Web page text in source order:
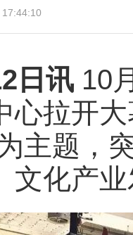
日讯 10
心拉开
主题，
文化产